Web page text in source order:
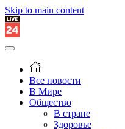
Skip to main content
Все новости
В Мире
Общество
В стране
Здоровье